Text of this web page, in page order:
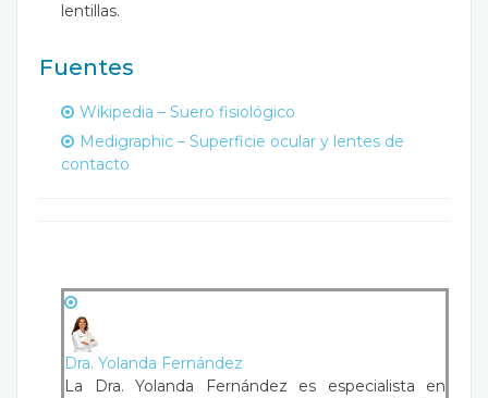
lentillas.
Fuentes
Wikipedia – Suero fisiológico
Medigraphic – Superficie ocular y lentes de
contacto
Dra. Yolanda Fernández
La Dra. Yolanda Fernández es especialista en